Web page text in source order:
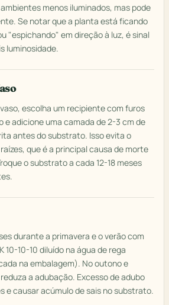
menos iluminados, mas pode
Se notar que a planta está ficando
"espichando" em direção à luz, é sinal
luminosidade.
escolha um recipiente com furos
e adicione uma camada de 2-3 cm de
antes do substrato. Isso evita o
que é a principal causa de morte
o substrato a cada 12-18 meses
durante a primavera e o verão com
10-10-10 diluído na água de rega
na embalagem). No outono e
a adubação. Excesso de adubo
e causar acúmulo de sais no substrato.